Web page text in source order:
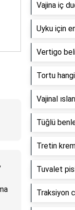
Vajina iç
Uyku için
Vertigo
Tortu
Vajinal
Tüğlü
Tretin
Tuvalet
Traksiyon